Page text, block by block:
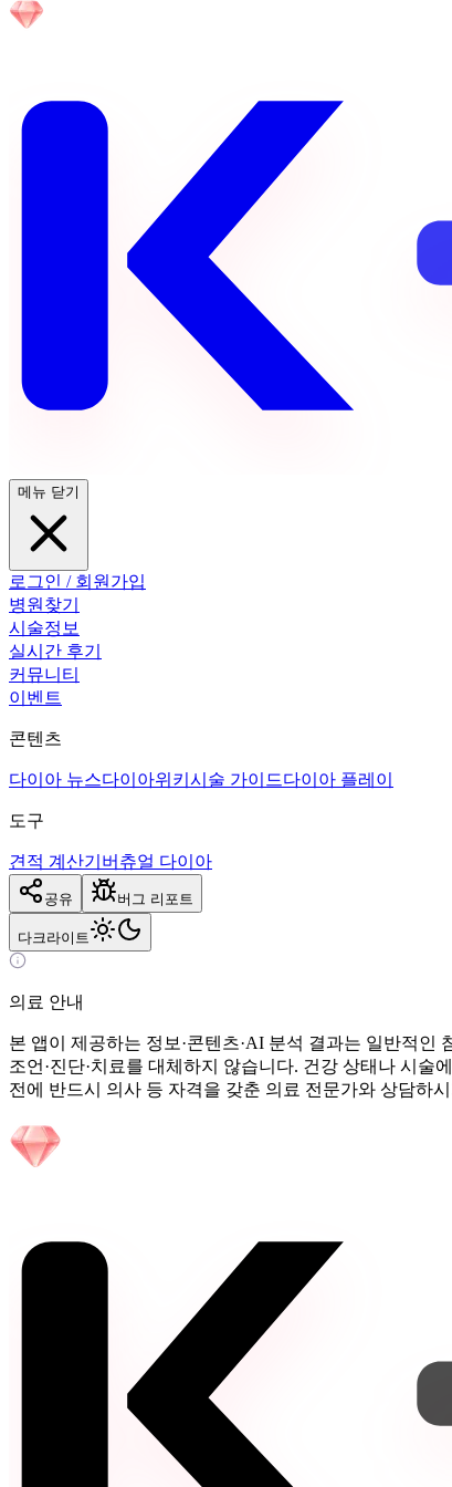
메뉴 닫기
로그인 / 회원가입
병원찾기
시술정보
실시간 후기
커뮤니티
이벤트
콘텐츠
다이아 뉴스다이아위키 시술 가이드다이아 플레이
도구
견적 계산기 버츄얼 다이아
공유 버그 리포트
다크라이트
의료 안내
본 앱이 제공하는 정보·콘텐츠·AI 분석 결과는 일반적인
조언·진단·치료를 대체하지 않습니다. 건강 상태나 시술
전에 반드시 의사 등 자격을 갖춘 의료 전문가와 상담하